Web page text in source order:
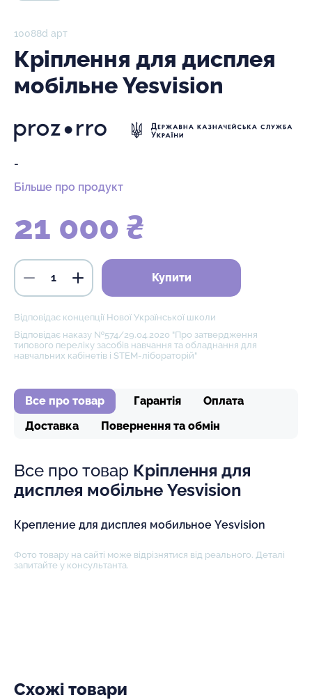
10088d арт
Кріплення для дисплея
мобільне Yesvision
-
Більше про продукт
21 000 ₴
Купити
Відповідає концепції Нової Української школи
Відповідає наказу №574/29.04.2020 "Про затвердження
типового переліку засобів навчання та обладнання для
навчальних кабінетів і STEM-лібораторій"
Все про товар Гарантія
Оплата
Доставка
Повернення та обмін
Все про товар Кріплення для
дисплея мобільне Yesvision
Крепление для дисплея мобильное Yesvision
Фото товару на сайті може відрізнятися від реального. Деталі
запитайте у консультанта.
Схожі товари